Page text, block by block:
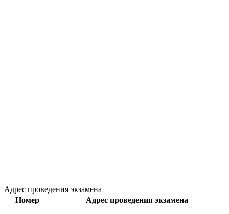
Адрес проведения экзамена
Номер
Адрес проведения экзамена